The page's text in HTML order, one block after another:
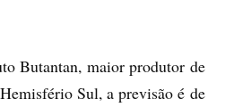
Butantan, maior produtor de
Sul, a previsão é de